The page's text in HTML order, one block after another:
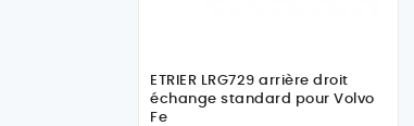
ETRIER LRG729 arrière droit
échange standard pour Volvo
Fe